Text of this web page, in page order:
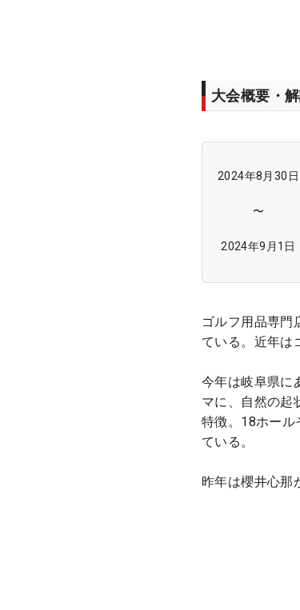
大会概要・
2024年8月30日
〜
2024年9月1日
ゴルフ用品専門
ている。近年は
今年は岐阜県に
マに、自然の起
特徴。18ホール
ている。
昨年は櫻井心那